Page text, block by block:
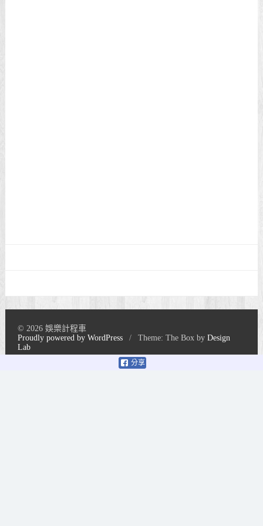
分享
© 2026 娛樂計程車
Proudly powered by WordPress
/ Theme: The Box byDesign
Lab